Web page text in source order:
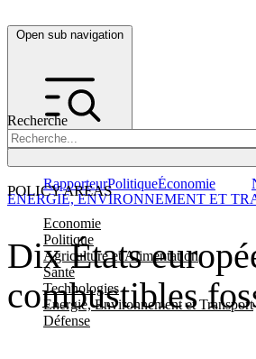
Open sub navigation
Recherche
POLICY AREAS
Economie
Politique
Agriculture et Alimentation
Santé
Technologies
Energie, Environnement et Transport
Défense
RapporteurPolitiqueÉconomie
Dix États
combustibles
ENERGIE, ENVIRONNEMENT ET